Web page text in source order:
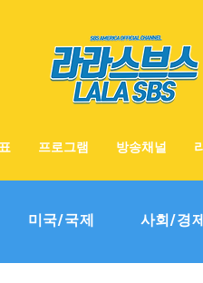
프로그램 방송채널
미국/국제 사회/경